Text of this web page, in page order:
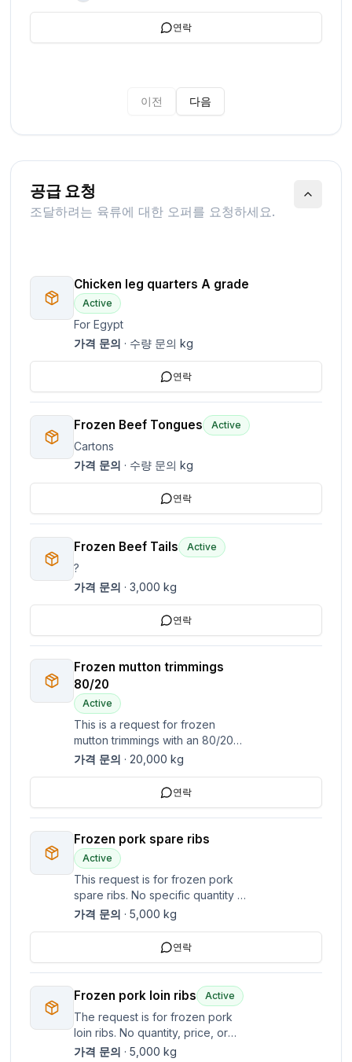
연락
이전 다음
공급 요청
조달하려는 육류에 대한 오퍼를 요청하세요.
Chicken leg quarters A grade
Active
For Egypt
가격 문의 · 수량 문의 kg
연락
Frozen Beef Tongues Active
Cartons
가격 문의 · 수량 문의 kg
연락
Frozen Beef Tails Active
?
가격 문의 ·3,000 kg
연락
Frozen mutton trimmings
80/20
Active
This is a request for frozen
mutton trimmings with an 80/20
meat to fat ratio. Please provide
product specifications.
가격 문의 ·20,000 kg
연락
Frozen pork spare ribs
Active
This request is for frozen pork
spare ribs. No specific quantity or
price details were mentioned.
가격 문의 ·5,000 kg
연락
Frozen pork loin ribs Active
The request is for frozen pork
loin ribs. No quantity, price, or
specific Incoterms location was
가격 문의 ·5,000 kg